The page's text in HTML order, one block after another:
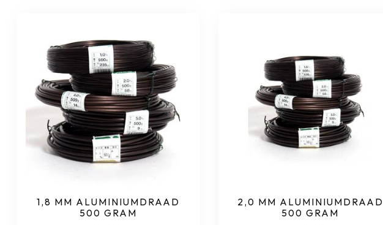
1,8 MM ALUMINIUMDRAAD
500 GRAM
2,0 MM ALUMINIUMDRAAD
500 GRAM